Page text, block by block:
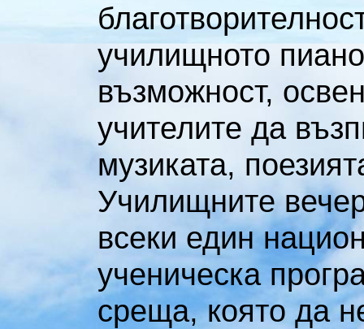
училищното
възможност,
учителите да
музиката,
Училищните
всеки един
ученическа
среща, която да